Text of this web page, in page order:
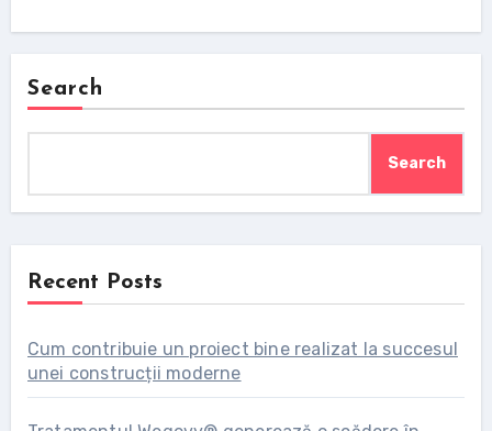
Search
Search
Recent Posts
Cum contribuie un proiect bine realizat la succesul
unei construcții moderne